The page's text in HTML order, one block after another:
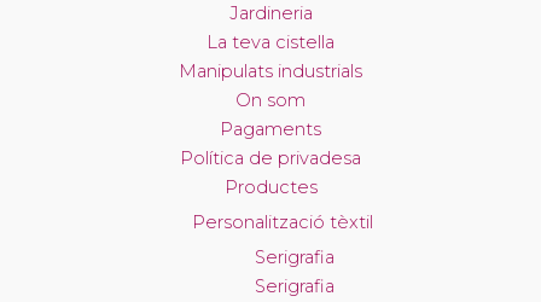
Jardineria
La teva cistella
Manipulats industrials
On som
Pagaments
Política de privadesa
Productes
Personalització tèxtil
Serigrafia
Serigrafia